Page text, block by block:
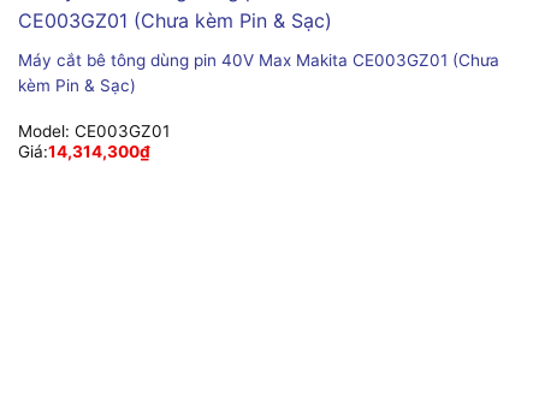
Máy cắt bê tông dùng pin 40V Max Makita CE003GZ01 (Chưa
kèm Pin & Sạc)
Model: CE003GZ01
Giá:14,314,300₫